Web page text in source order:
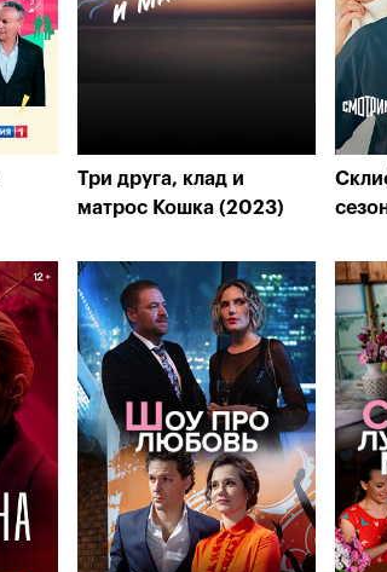
Три друга, клад и
матрос Кошка (2023)